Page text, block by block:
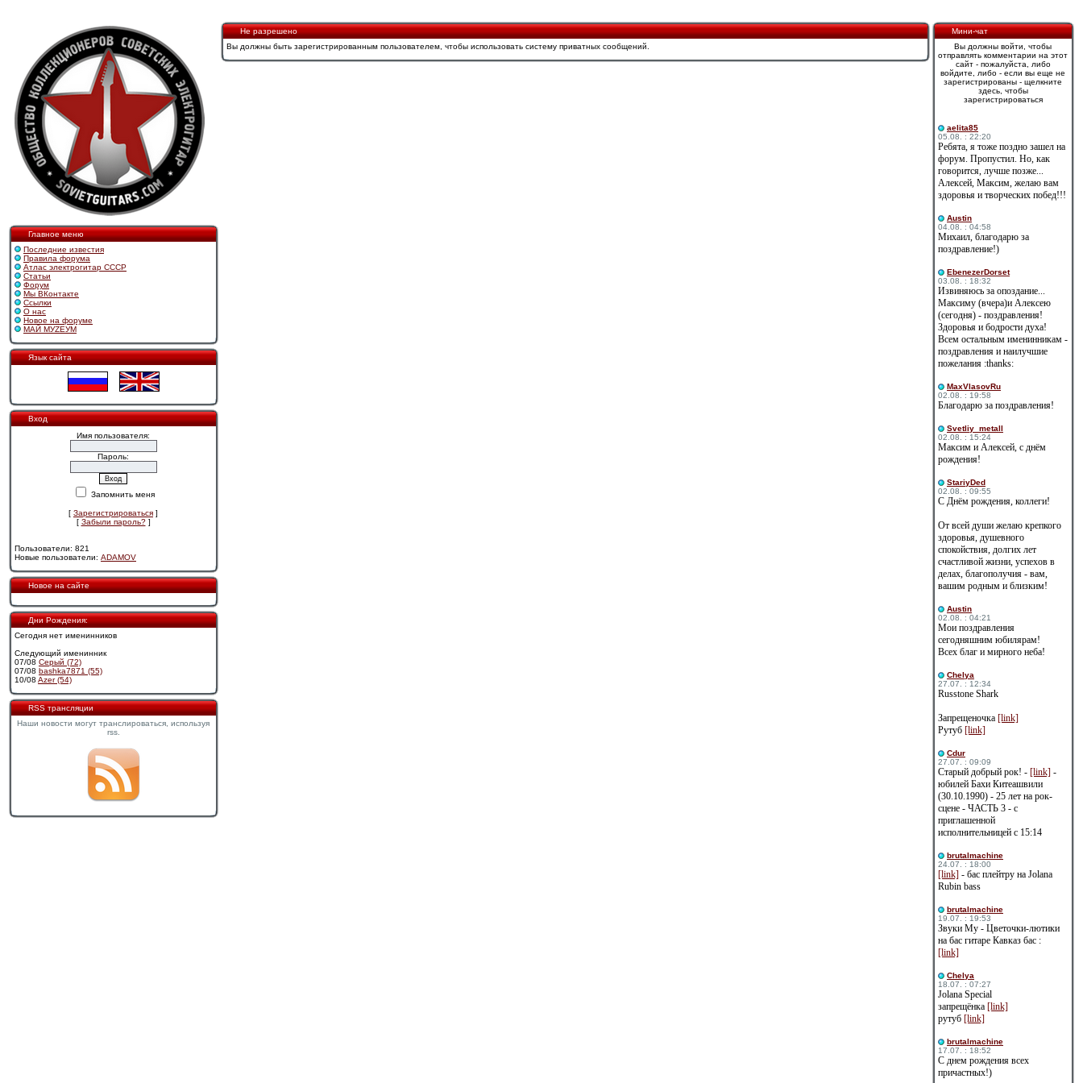
Главное меню
Последние известия
Правила форума
Атлас электрогитар СССР
Статьи
Форум
Мы ВКонтакте
Ссылки
О нас
Новое на форуме
МАЙ МУZЕУМ
Язык сайта
Вход
Имя пользователя:
Пароль:
Запомнить меня
[ Зарегистрироваться ]
[ Забыли пароль?]
Пользователи: 821
Новые пользователи: ADAMOV
Новое на сайте
Дни Рождения:
Сегодня нет именинников
Следующий именинник
07/08 Cерый (72)
07/08 bashka7871 (55)
10/08 Azer (54)
RSS трансляции
Наши новости могут транслироваться, используя
rss.
Не разрешено
Вы должны быть зарегистрированным пользователем, чтобы использовать систему приватных сообщений.
Мини-чат
Вы должны войти, чтобы
отправлять комментарии на этот
сайт - пожалуйста, либо
войдите, либо - если вы еще не
зарегистрированы - щелкните
здесь, чтобы
зарегистрироваться
aelita85
05.08. : 22:20
Ребята, я тоже поздно зашел на
форум. Пропустил. Но, как
говорится, лучше позже...
Алексей, Максим, желаю вам
здоровья и творческих побед!!!
Austin
04.08. : 04:58
Михаил, благодарю за
поздравление!)
EbenezerDorset
03.08. : 18:32
Извиняюсь за опоздание...
Максиму (вчера)и Алексею
(сегодня) - поздравления!
Здоровья и бодрости духа!
Всем остальным именинникам -
поздравления и наилучшие
пожелания :thanks:
MaxVlasovRu
02.08. : 19:58
Благодарю за поздравления!
Svetliy_metall
02.08. : 15:24
Максим и Алексей, с днём
рождения!
StariyDed
02.08. : 09:55
С Днём рождения, коллеги!
От всей души желаю крепкого
здоровья, душевного
спокойствия, долгих лет
счастливой жизни, успехов в
делах, благополучия - вам,
вашим родным и близким!
Austin
02.08. : 04:21
Мои поздравления
сегодняшним юбилярам!
Всех благ и мирного неба!
Сhelya
27.07. : 12:34
Russtone Shark
Запрещеночка [link]
Рутуб [link]
Cdur
27.07. : 09:09
Старый добрый рок! - [link] -
юбилей Бахи Китеашвили
(30.10.1990) - 25 лет на рок-
сцене - ЧАСТЬ 3 - с
приглашенной
исполнительницей с 15:14
brutalmachine
24.07. : 18:00
[link] - бас плейтру на Jolana
Rubin bass
brutalmachine
19.07. : 19:53
Звуки Му - Цветочки-лютики
на бас гитаре Кавказ бас :
[link]
Сhelya
18.07. : 07:27
Jolana Special
запрещёнка [link]
рутуб [link]
brutalmachine
17.07. : 18:52
С днем рождения всех
причастных!)